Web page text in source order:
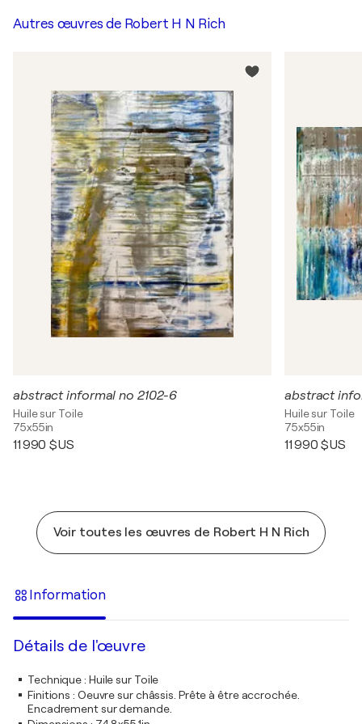
Autres œuvres de Robert H N Rich
abstract informal no 2102-6
Huile sur Toile
75x55in
11 990 $US
abstract
Huile sur Toile
75x55in
11 990 $US
Voir toutes les œuvres de Robert H N Rich
Information
Détails de l'œuvre
Technique: Huile sur Toile
Finitions : Oeuvre sur châssis. Prête à être accrochée.
Encadrement sur demande.